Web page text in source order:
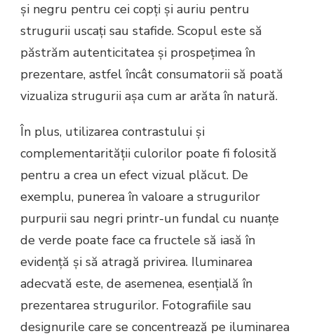
și negru pentru cei copți și auriu pentru
strugurii uscați sau stafide. Scopul este să
păstrăm autenticitatea și prospețimea în
prezentare, astfel încât consumatorii să poată
vizualiza strugurii așa cum ar arăta în natură.
În plus, utilizarea contrastului și
complementarității culorilor poate fi folosită
pentru a crea un efect vizual plăcut. De
exemplu, punerea în valoare a strugurilor
purpurii sau negri printr-un fundal cu nuanțe
de verde poate face ca fructele să iasă în
evidență și să atragă privirea. Iluminarea
adecvată este, de asemenea, esențială în
prezentarea strugurilor. Fotografiile sau
designurile care se concentrează pe iluminarea